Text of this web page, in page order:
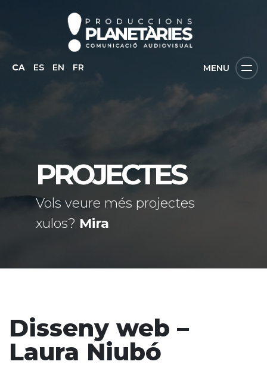
CA ES EN FR MENU
PROJECTES
Vols veure més projectes
xulos? Mira
Disseny web –
Laura Niubó